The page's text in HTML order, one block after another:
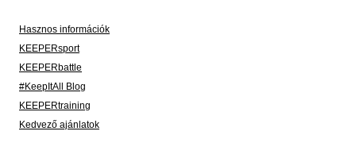
Hasznos információk
KEEPERsport
KEEPERbattle
#KeepItAll Blog
KEEPERtraining
Kedvező ajánlatok